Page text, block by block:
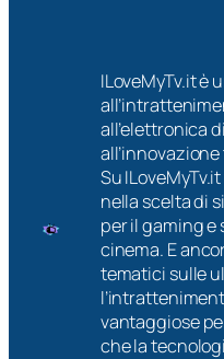
ILoveMyTv.it è
all’elettronica
Su
nella scelta di
per il gaming e
cinema. E
tematici sulle
vantaggiose
che la